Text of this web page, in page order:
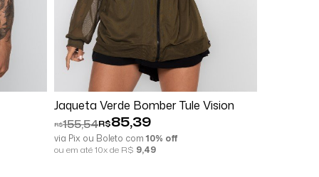
Jaqueta Verde Bomber Tule Vision
R$155,54R$85,39
via Pix ou Boleto com10% off
ou em até 10x de R$ 9,49
Comprar Espiar